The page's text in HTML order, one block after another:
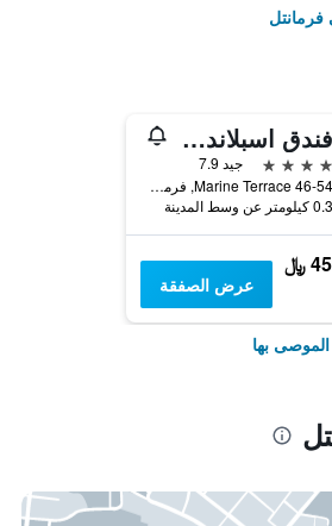
فندق اسبلاندا فريمانتل - باي ريدجز
4 نجوم
جيد 7.9
46-54 Marine Terrace, فرمانتل, WA, أستراليا
0.3 كيلومتر عن وسط المدينة
﷼
عرض الصفقة
بها